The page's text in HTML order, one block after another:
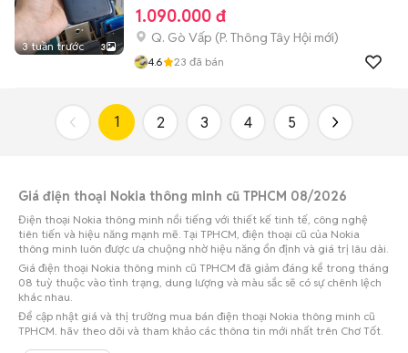
3 tuần trước 3
1.090.000 đ
Q. Gò Vấp (P. Thông Tây Hội mới)
4.6 23 đã bán
1 2 3 4 5
Giá điện thoại Nokia thông minh cũ TPHCM 08/2026
Điện thoại Nokia thông minh nổi tiếng với thiết kế tinh tế, công nghệ
tiên tiến và hiệu năng mạnh mẽ. Tại TPHCM, điện thoại cũ của Nokia
thông minh luôn được ưa chuộng nhờ hiệu năng ổn định và giá trị lâu dài.
Giá điện thoại Nokia thông minh cũ TPHCM đã giảm đáng kể trong tháng
08 tuỳ thuộc vào tình trạng, dung lượng và màu sắc sẽ có sự chênh lệch
khác nhau.
Để cập nhật giá và thị trường mua bán điện thoại Nokia thông minh cũ
TPHCM, hãy theo dõi và tham khảo các thông tin mới nhất trên Chợ Tốt.